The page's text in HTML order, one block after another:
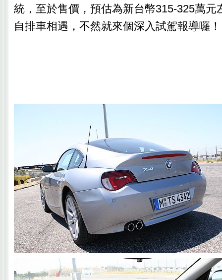
統，至於售價，預估為新台幣315-325萬元
自排車相遇，不然就來個深入試駕報導囉！